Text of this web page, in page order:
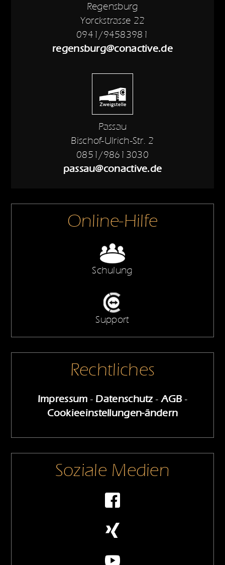
Regensburg
Yorckstrasse 22
0941/94583981
regensburg@conactive.de
Passau
Bischof-Ulrich-Str. 2
0851/98613030
passau@conactive.de
Online-Hilfe
Schulung
Support
Rechtliches
Impressum - Datenschutz -AGB -
Cookieeinstellungen-ändern
Soziale Medien